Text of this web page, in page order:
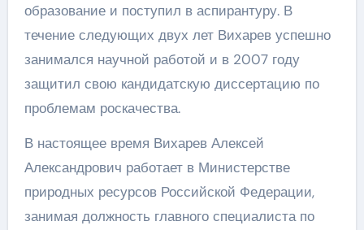
образование и поступил в аспирантуру. В
течение следующих двух лет Вихарев успешно
занимался научной работой и в 2007 году
защитил свою кандидатскую диссертацию по
проблемам роскачества.
В настоящее время Вихарев Алексей
Александрович работает в Министерстве
природных ресурсов Российской Федерации,
занимая должность главного специалиста по